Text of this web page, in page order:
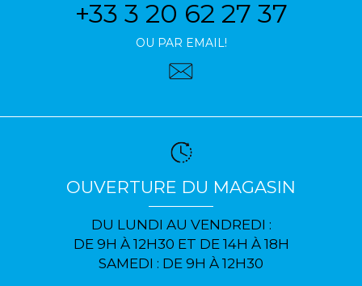
+33 3 20 62 27 37
OU PAR EMAIL!
OUVERTURE DU MAGASIN
DU LUNDI AU VENDREDI :
DE 9H À 12H30 ET DE 14H À 18H
SAMEDI : DE 9H À 12H30